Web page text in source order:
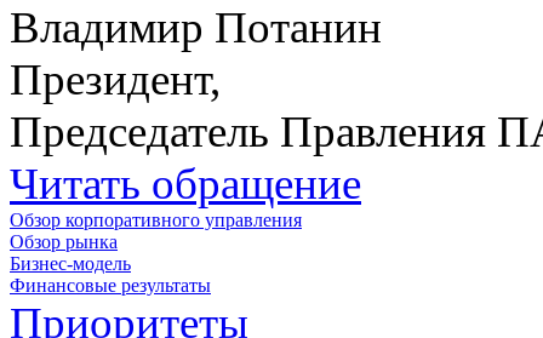
Владимир Потанин
Президент,
Председатель Правления
Читать обращение
Обзор корпоративного управления
Обзор рынка
Бизнес-модель
Финансовые результаты
Приоритеты